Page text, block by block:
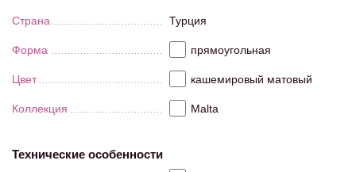
Страна Турция
Форма прямоугольная
Цвет кашемировый матовый
Коллекция Malta
Технические особенности